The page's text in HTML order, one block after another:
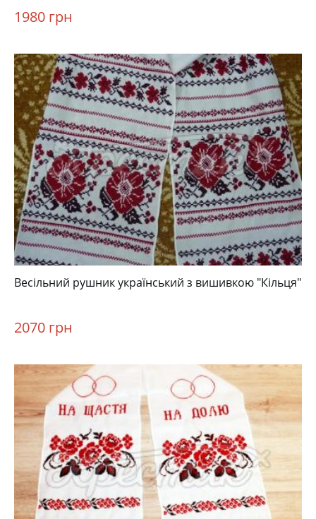
1980 грн
Весільний рушник український з вишивкою "Кільця"
2070 грн